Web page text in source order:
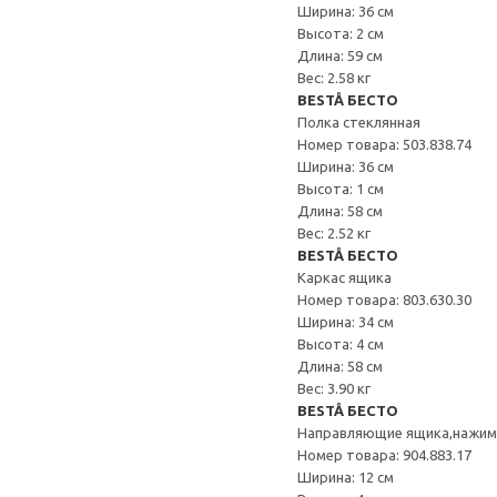
Ширина: 36 см
Высота: 2 см
Длина: 59 см
Вес: 2.58 кг
BESTÅ БЕСТО
Полка стеклянная
Номер товара: 503.838.74
Ширина: 36 см
Высота: 1 см
Длина: 58 см
Вес: 2.52 кг
BESTÅ БЕСТО
Каркас ящика
Номер товара: 803.630.30
Ширина: 34 см
Высота: 4 см
Длина: 58 см
Вес: 3.90 кг
BESTÅ БЕСТО
Направляющие
Номер товара: 904.883.17
Ширина: 12 см